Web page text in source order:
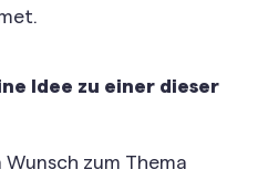
Idee zu einer dieser
zum Thema